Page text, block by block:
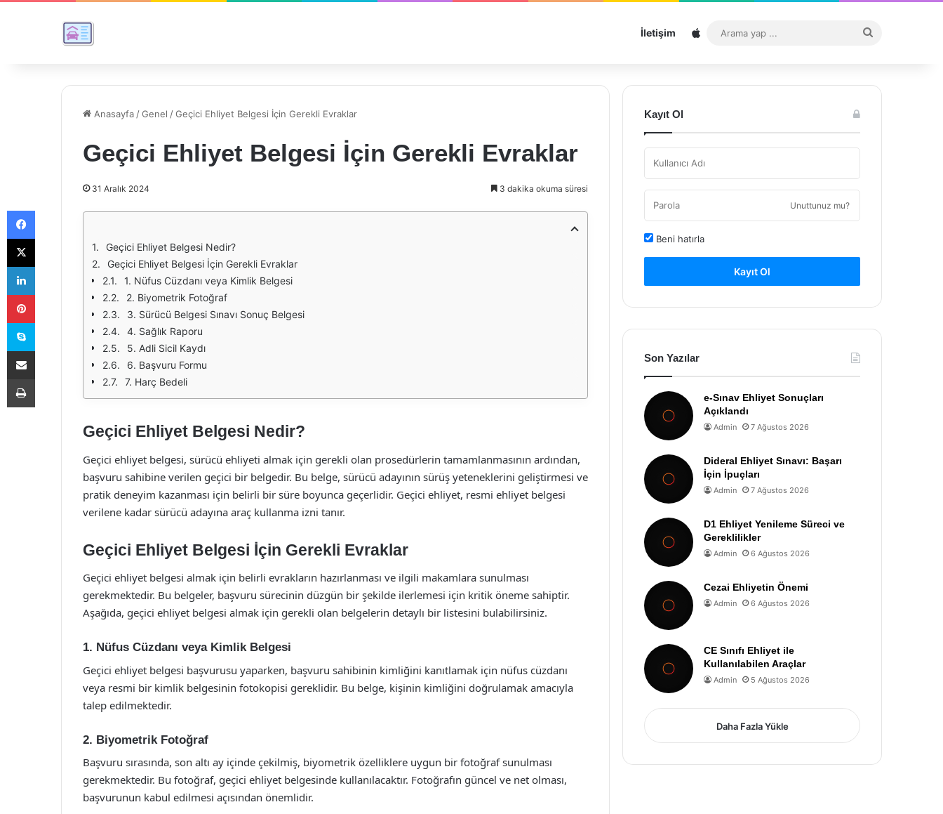
İletişim Sitemap
...
Anasayfa /Genel /Geçici Ehliyet Belgesi İçin Gerekli Evraklar
Geçici Ehliyet Belgesi İçin Gerekli Evraklar
31 Aralık 2024 3 dakika okuma süresi
Geçici Ehliyet Belgesi Nedir?
Geçici Ehliyet Belgesi İçin Gerekli Evraklar
1. Nüfus Cüzdanı veya Kimlik Belgesi
2. Biyometrik Fotoğraf
3. Sürücü Belgesi Sınavı Sonuç Belgesi
4. Sağlık Raporu
5. Adli Sicil Kaydı
6. Başvuru Formu
7. Harç Bedeli
Geçici Ehliyet Belgesi Nedir?
Geçici ehliyet belgesi, sürücü ehliyeti almak için gerekli olan prosedürlerin tamamlanmasının ardından,
başvuru sahibine verilen geçici bir belgedir. Bu belge, sürücü adayının sürüş yeteneklerini geliştirmesi ve
pratik deneyim kazanması için belirli bir süre boyunca geçerlidir. Geçici ehliyet, resmi ehliyet belgesi
verilene kadar sürücü adayına araç kullanma izni tanır.
Geçici Ehliyet Belgesi İçin Gerekli Evraklar
Geçici ehliyet belgesi almak için belirli evrakların hazırlanması ve ilgili makamlara sunulması
gerekmektedir. Bu belgeler, başvuru sürecinin düzgün bir şekilde ilerlemesi için kritik öneme sahiptir.
Aşağıda, geçici ehliyet belgesi almak için gerekli olan belgelerin detaylı bir listesini bulabilirsiniz.
1. Nüfus Cüzdanı veya Kimlik Belgesi
Geçici ehliyet belgesi başvurusu yaparken, başvuru sahibinin kimliğini kanıtlamak için nüfus cüzdanı
veya resmi bir kimlik belgesinin fotokopisi gereklidir. Bu belge, kişinin kimliğini doğrulamak amacıyla
talep edilmektedir.
2. Biyometrik Fotoğraf
Başvuru sırasında, son altı ay içinde çekilmiş, biyometrik özelliklere uygun bir fotoğraf sunulması
gerekmektedir. Bu fotoğraf, geçici ehliyet belgesinde kullanılacaktır. Fotoğrafın güncel ve net olması,
başvurunun kabul edilmesi açısından önemlidir.
Kayıt Ol
Unuttunuz mu?
Beni hatırla
Kayıt Ol
Son Yazılar
e-Sınav Ehliyet Sonuçları
Açıklandı
Admin 7 Ağustos 2026
Dideral Ehliyet Sınavı: Başarı
İçin İpuçları
Admin 7 Ağustos 2026
D1 Ehliyet Yenileme Süreci ve
Gereklilikler
Admin 6 Ağustos 2026
Cezai Ehliyetin Önemi
Admin 6 Ağustos 2026
CE Sınıfı Ehliyet ile
Kullanılabilen Araçlar
Admin 5 Ağustos 2026
Daha Fazla Yükle
Facebook
X
LinkedIn
Pinterest
Skype
E-Posta ile paylaş